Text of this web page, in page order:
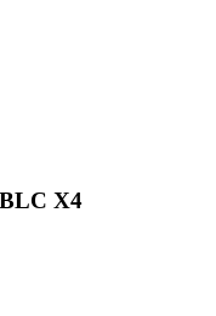
X4